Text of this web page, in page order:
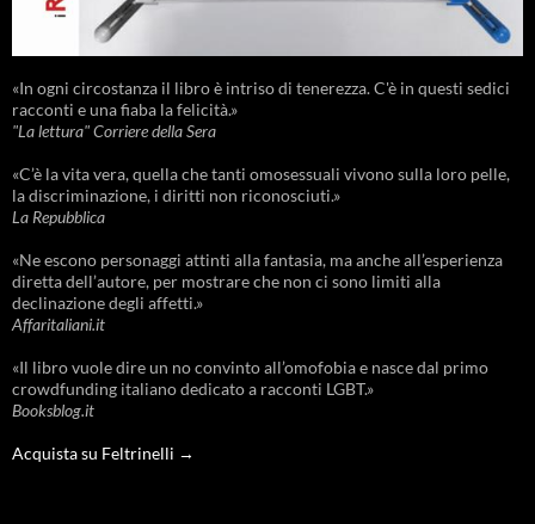
«In ogni circostanza il libro è intriso di tenerezza. C'è in questi sedici
racconti e una fiaba la felicità.»
"La lettura" Corriere della Sera
«C’è la vita vera, quella che tanti omosessuali vivono sulla loro pelle,
la discriminazione, i diritti non riconosciuti.»
La Repubblica
«Ne escono personaggi attinti alla fantasia, ma anche all’esperienza
diretta dell’autore, per mostrare che non ci sono limiti alla
declinazione degli affetti.»
Affaritaliani.it
«Il libro vuole dire un no convinto all’omofobia e nasce dal primo
crowdfunding italiano dedicato a racconti LGBT.»
Booksblog.it
Acquista su Feltrinelli →